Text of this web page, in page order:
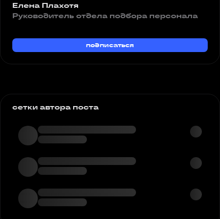
Елена Плахотя
Руководитель отдела подбора персонала
подписаться
сетки автора поста